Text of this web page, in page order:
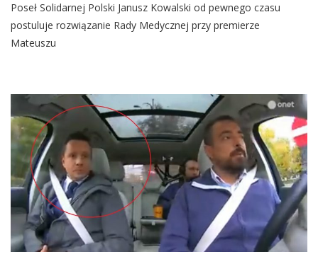
Solidarnej
Polski
Szokuje:
Tej
Posłance
Nożem
Poseł Solidarnej Polski Janusz Kowalski od pewnego czasu
postuluje rozwiązanie Rady Medycznej przy premierze
Mateuszu